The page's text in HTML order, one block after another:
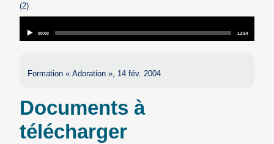
(2)
Player
Current
time
00:00
Total
duration
13:54
Formation « Adoration », 14 fév. 2004
Documents à
télécharger